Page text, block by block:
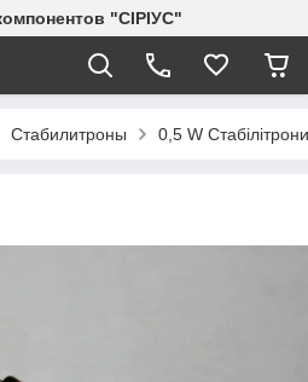
"СІРІУС"
Стабилитроны 0,5 W